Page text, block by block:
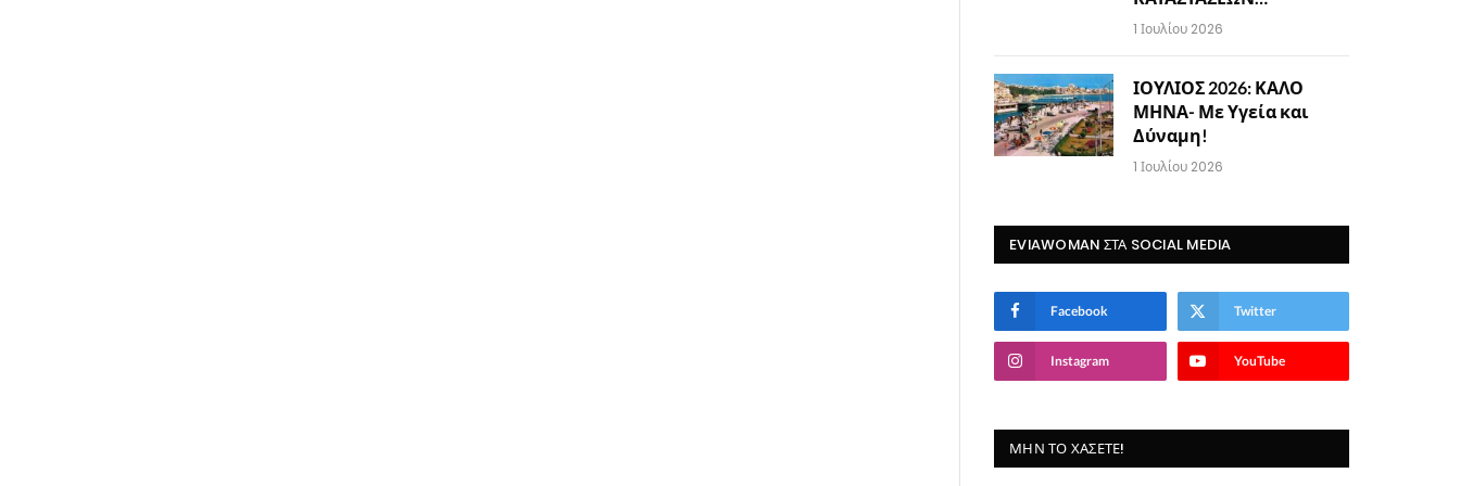
1 Ιουλίου 2026
ΙΟΥΛΙΟΣ 2026: ΚΑΛΟ
ΜΗΝΑ- Με Υγεία και
Δύναμη!
1 Ιουλίου 2026
EVIAWOMAN ΣΤΑ SOCIAL MEDIA
Facebook Twitter
Instagram YouTube
ΜΗΝ ΤΟ ΧΆΣΕΤΕ!